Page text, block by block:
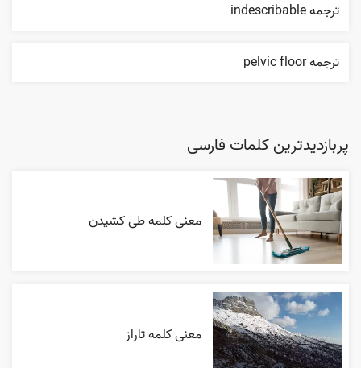
ترجمه indescribable
ترجمه pelvic floor
پربازدیدترین کلمات فارسی
معنی کلمه طی کشیدن
معنی کلمه تاراز